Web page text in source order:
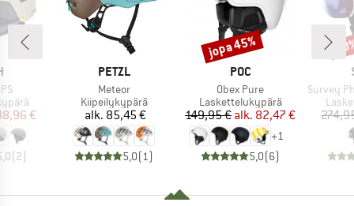
hinta
€
(2)
MERKKI
PETZL
Tuote
Meteor
Tuoteryhmä
Kiipeilykypärä
Hinta
alk. 85,45 €
5,0(1 )
MERKKI
POC
Tuote
Obex Pure
Tuoteryhmä
Laskettelukypärä
Hinta
149,95 € Alennettu hinta
alk. 82,47 €
+1
5,0(6)
Alennus
jopa 45%
Tuote
Survey